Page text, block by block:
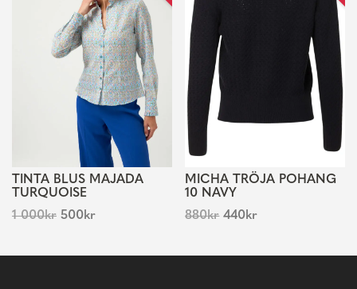
TINTA BLUS MAJADA
TURQUOISE
1 000kr 500kr
MICHA TRÖJA POHANG
10 NAVY
880kr 440kr